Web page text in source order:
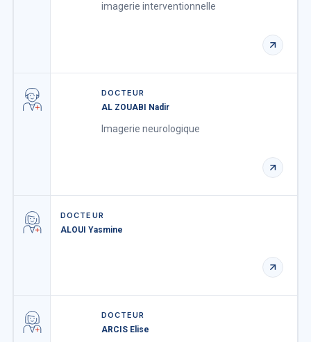
imagerie interventionnelle
DOCTEUR
AL ZOUABI Nadir
Imagerie neurologique
DOCTEUR
ALOUI Yasmine
DOCTEUR
ARCIS Elise